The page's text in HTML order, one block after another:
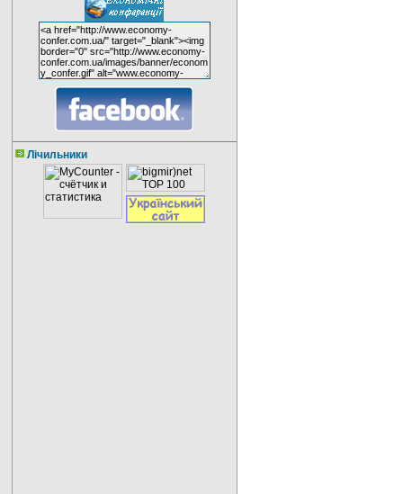
Лічильники